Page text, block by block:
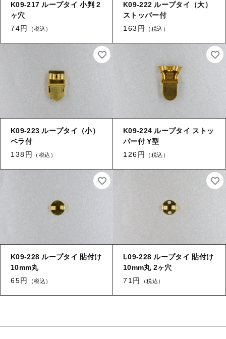
K09-217 ループタイ 小判 2
ヶ穴
74円
（税込）
K09-222 ループタイ（大）
ストッパー付
163円
（税込）
K09-223 ループタイ（小）
ベラ付
138円
（税込）
K09-224 ループタイ ストッ
パー付 Y型
126円
（税込）
K09-228 ループタイ 貼付け
10mm丸
65円
（税込）
L09-228 ループタイ 貼付け
10mm丸 2ヶ穴
71円
（税込）
【留め金具】 タイタック
【留め金具】 スライダー
【留め金具】 ループタイ金具
【留め金具】 スカーフ留め
【留め金具】 スティックピン
【留め金具】 紐止め・コの字
【留め金具】 ヘア留め
【留め金具】 ブレスレットパーツ
【留め金具】 エスカルゴ
【留め金具】 玉環・舟環
【留め金具】 ツナギ環
【留め金具】 服飾
【留め金具】 クリップ・差込
【留め金具】 マスク用クリップ
【留め金具】 ネクタイピン
【留め金具】 タイタック
【留め金具】 スライダー
【留め金具】 ループタイ金具
【留め金具】 スカーフ留め
【留め金具】 帯留め
【留め金具】 紐止め・コの字